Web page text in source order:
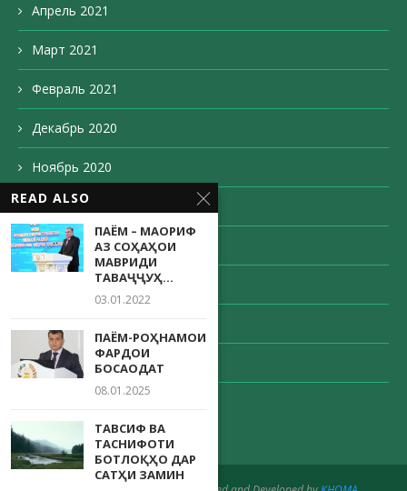
Апрель 2021
Март 2021
Февраль 2021
Декабрь 2020
Ноябрь 2020
Октябрь 2020
Сентябрь 2020
Август 2020
Апрель 2020
READ ALSO
ПАЁМ – МАОРИФ
АЗ СОҲАҲОИ
МАВРИДИ
ТАВАҶҶУҲ...
03.01.2022
ПАЁМ-РОҲНАМОИ
ФАРДОИ
БОСАОДАТ
08.01.2025
ТАВСИФ ВА
ТАСНИФОТИ
БОТЛОҚҲО ДАР
САТҲИ ЗАМИН